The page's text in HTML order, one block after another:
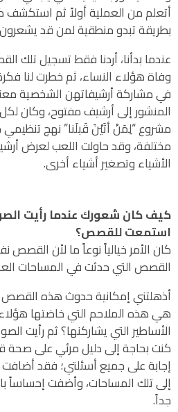
أتعلم من العملية أولاً ثم
بطريقة تبدو منطقية لمن قد
عندما بدأنا، أردنا فقط تسجيل تلك
وفاة هؤلاء النساء، ثم خطرت لنا
في مشاركة أرشيفاتهن الشخصية
المنشور إلى أرشيف مفتوح، وكان
مشروع “لِمَنْ أتَيْنَ قَبلَنا” نهج
مختلفة، وقد حاولت اللعب لعرض
الأشياء وتصغير أشياء أخرى.
كيف كان شعورك عندما رأيت
استمعت للقصص؟
كان الأمر خيالياً نوعاً ما لأن القصص
القصص التي حدثت في المساحات
أذهلتني إمكانية حدوث هذه
هي هذه الملاحم التي خاضتها
الأساطير التي يشاركنها؟ ثم رأيت
كنت بحاجة إلى دليل مرئي على صحة
إجابة على جميع أسئلتي؛ فقد أضافت
إلى تلك المساحات، وأضفت إحساساً
جداً.